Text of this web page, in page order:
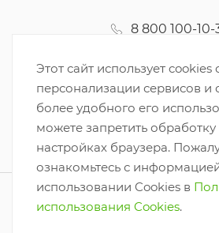
8 800 100-10-
Этот сайт использует cookies
персонализации сервисов и
более удобного его
можете запретить обработку
настройках браузера.
ознакомьтесь с
использовании Cookies в
использования Cookies.